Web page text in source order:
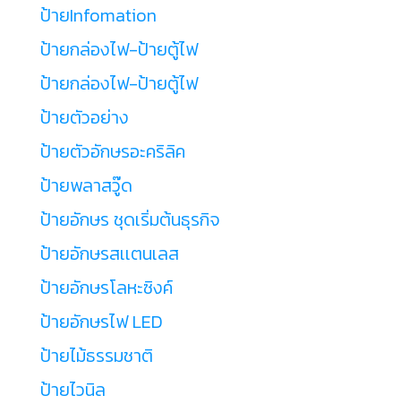
ป้ายInfomation
ป้ายกล่องไฟ-ป้ายตู้ไฟ
ป้ายกล่องไฟ-ป้ายตู้ไฟ
ป้ายตัวอย่าง
ป้ายตัวอักษรอะคริลิค
ป้ายพลาสวู๊ด
ป้ายอักษร ชุดเริ่มต้นธุรกิจ
ป้ายอักษรสเเตนเลส
ป้ายอักษรโลหะซิงค์
ป้ายอักษรไฟ LED
ป้ายไม้ธรรมชาติ
ป้ายไวนิล